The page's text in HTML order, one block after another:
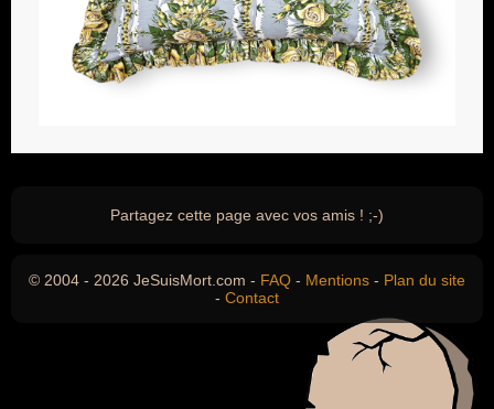
Partagez cette page avec vos amis ! ;-)
© 2004 - 2026 JeSuisMort.com - FAQ - Mentions - Plan du site
- Contact